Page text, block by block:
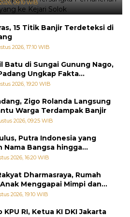
09:10 WIB
15 Titik Banjir Terdeteksi di
2026, 17:10 WIB
Batu di Sungai Gunung Nago,
Ungkap Fakta
2026, 19:20 WIB
Zigo Rolanda Langsung
Warga Terdampak Banjir
2026, 09:25 WIB
Putra Indonesia yang
Nama Bangsa hingga
dalam Buku Jepang
2026, 16:20 WIB
Dharmasraya, Rumah
Menggapai Mimpi dan
Kemiskinan
2026, 19:10 WIB
KPU RI, Ketua KI DKI Jakarta